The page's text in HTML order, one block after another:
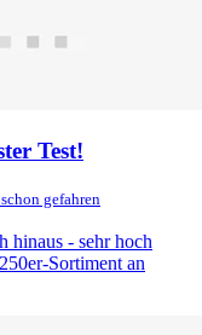
Test!
gefahren
- sehr hoch
Sortiment an